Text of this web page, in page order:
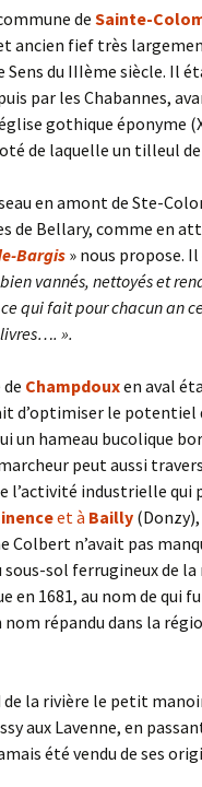
de Sainte-
ancien fief très
Sens du IIIème siècle. Il
par les Chabannes,
gothique éponyme
de laquelle un tilleul
en amont de Ste-
de Bellary, comme en
Bargis » nous propose.
vannés, nettoyés et
qui fait pour chacun an
».
Champdouxen aval
d’optimiser le potentiel
un hameau bucolique
peut aussi
industrielle qui
et à Bailly (Donzy),
Colbert n’avait pas
sol ferrugineux de
en 1681, au nom de qui
nom répandu dans la
de la rivière le petit
aux Lavenne, en
été vendu de ses